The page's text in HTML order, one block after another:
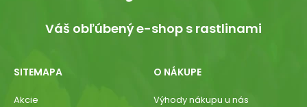
Váš obľúbený e-shop s rastlinami
SITEMAPA
Akcie
O NÁKUPE
Výhody nákupu u nás